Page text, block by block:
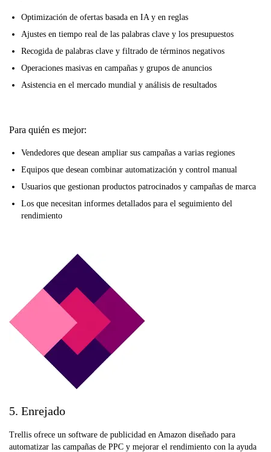
Optimización de ofertas basada en IA y en reglas
Ajustes en tiempo real de las palabras clave y los presupuestos
Recogida de palabras clave y filtrado de términos negativos
Operaciones masivas en campañas y grupos de anuncios
Asistencia en el mercado mundial y análisis de resultados
Para quién es mejor:
Vendedores que desean ampliar sus campañas a varias regiones
Equipos que desean combinar automatización y control manual
Usuarios que gestionan productos patrocinados y campañas de marca
Los que necesitan informes detallados para el seguimiento del
rendimiento
5. Enrejado
Trellis ofrece un software de publicidad en Amazon diseñado para
automatizar las campañas de PPC y mejorar el rendimiento con la ayuda